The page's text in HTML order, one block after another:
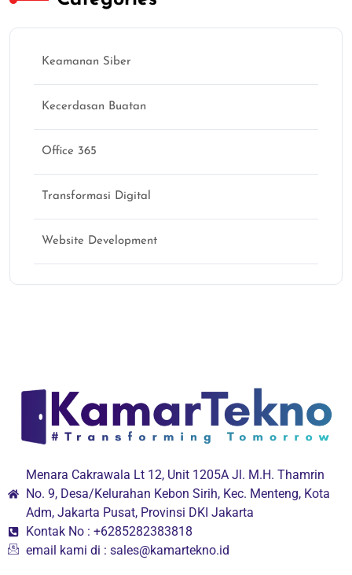
Keamanan Siber
Kecerdasan Buatan
Office 365
Transformasi Digital
Website Development
Menara Cakrawala Lt 12, Unit 1205A Jl. M.H. Thamrin
No. 9, Desa/Kelurahan Kebon Sirih, Kec. Menteng, Kota
Adm, Jakarta Pusat, Provinsi DKI Jakarta
Kontak No : +6285282383818
email kami di : sales@kamartekno.id